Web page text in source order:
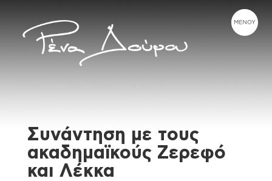
Συνάντηση με τους
ακαδημαϊκούς Ζερεφό
και Λέκκα